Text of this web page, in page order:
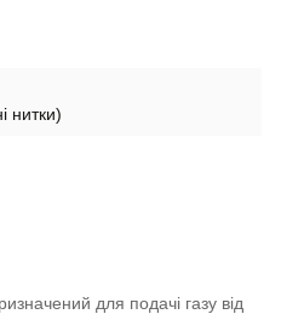
нитки)
для подачі газу від